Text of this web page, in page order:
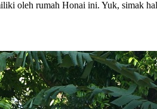
oleh rumah Honai ini. Yuk, simak